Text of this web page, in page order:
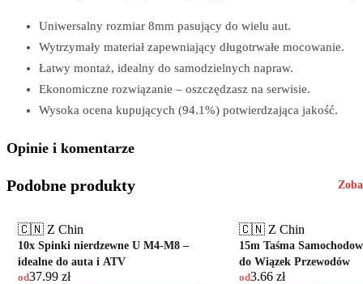
Uniwersalny rozmiar 8mm pasujący do wielu aut.
Wytrzymały materiał zapewniający długotrwałe mocowanie.
Łatwy montaż, idealny do samodzielnych napraw.
Ekonomiczne rozwiązanie – oszczędzasz na serwisie.
Wysoka ocena kupujących (94.1%) potwierdzająca jakość.
Opinie i komentarze
Podobne produkty
🇨🇳 Z Chin
10x Spinki nierdzewne U M4-M8 –
idealne do auta i ATV
od37.99 zł
🇨🇳 Z Chin
15m Taśma
do Wiązek Przewodów
od3.66 zł